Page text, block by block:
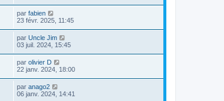
par fabien
23 févr. 2025, 11:45
par Uncle Jim
03 juil. 2024, 15:45
par olivier D
22 janv. 2024, 18:00
par anago2
06 janv. 2024, 14:41